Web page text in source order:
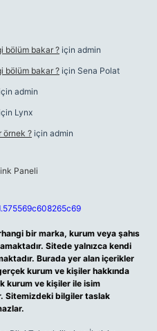
bölüm bakar ? için admin
bölüm bakar ? için Sena Polat
admin
Lynx
örnek ?için admin
bir marka, kurum veya şahıs
Sitede yalnızca kendi
Burada yer alan içerikler
kurum ve kişiler hakkında
kurum ve kişiler ile isim
Sitemizdeki bilgiler taslak